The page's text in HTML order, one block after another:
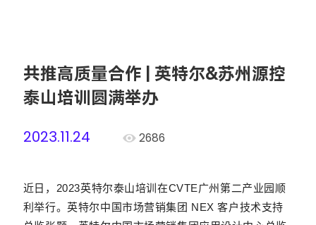
共推高质量合作 | 英特尔&苏州源控
泰山培训圆满举办
2023.11.24
2686
近日，2023英特尔泰山培训在CVTE广州第二产业园顺
利举行。英特尔中国市场营销集团 NEX 客户技术支持